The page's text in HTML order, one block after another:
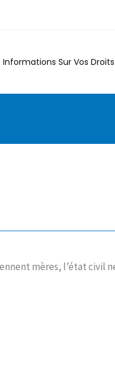
Informations Sur Vos Droits
mères, l’état civil